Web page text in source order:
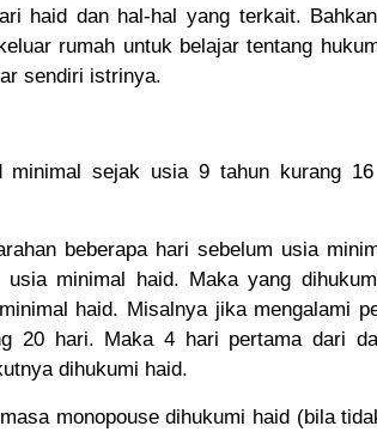
haid dan hal-hal yang terkait.
rumah untuk belajar tentang
sendiri istrinya.
minimal sejak usia 9 tahun kurang
beberapa hari sebelum usia
usia minimal haid. Maka yang
haid. Misalnya jika mengalami
20 hari. Maka 4 hari pertama dari
dihukumi haid.
monopouse dihukumi haid (bila